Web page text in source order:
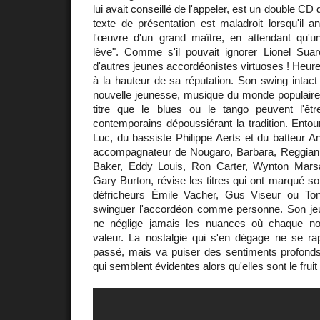
lui avait conseillé de l'appeler, est un double CD
texte de présentation est maladroit lorsqu'il
l'œuvre d'un grand maître, en attendant
lève". Comme s'il pouvait ignorer Lionel
d'autres jeunes accordéonistes virtuoses !
à la hauteur de sa réputation. Son swing
nouvelle jeunesse, musique du monde
titre que le blues ou le tango peuvent
contemporains dépoussiérant la tradition.
Luc, du bassiste Philippe Aerts et du batteur
accompagnateur de Nougaro, Barbara,
Baker, Eddy Louis, Ron Carter, Wynton
Gary Burton, révise les titres qui ont marqué
défricheurs Émile Vacher, Gus Viseur ou
swinguer l'accordéon comme personne. Son
ne néglige jamais les nuances où chaque
valeur. La nostalgie qui s'en dégage ne se
passé, mais va puiser des sentiments
qui semblent évidentes alors qu'elles sont le